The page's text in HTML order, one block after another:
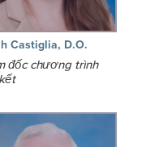
Castiglia, D.O.
đốc chương trình